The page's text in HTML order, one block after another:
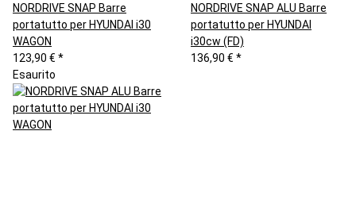
NORDRIVE SNAP Barre
portatutto per HYUNDAI i30
WAGON
123,90 € *
NORDRIVE SNAP ALU Barre
portatutto per HYUNDAI
i30cw (FD)
136,90 € *
Esaurito